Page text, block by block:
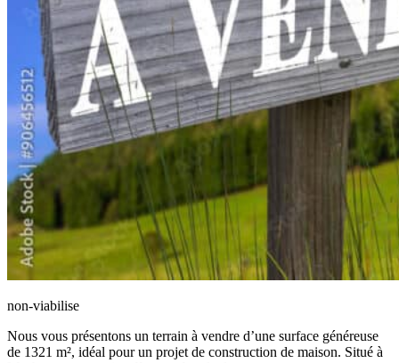
non-viabilise
Nous vous présentons un terrain à vendre d’une surface généreuse
de 1321 m², idéal pour un projet de construction de maison. Situé à